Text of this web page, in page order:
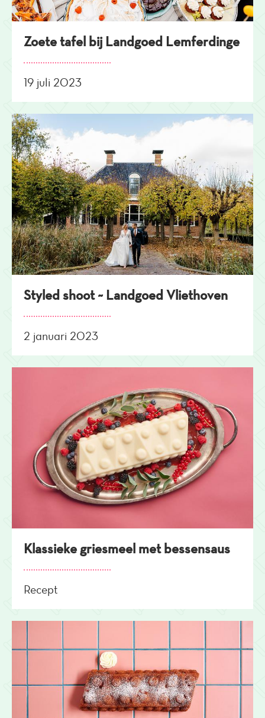
Zoete tafel bij Landgoed Lemferdinge
19 juli 2023
Styled shoot ~ Landgoed Vliethoven
2 januari 2023
Klassieke griesmeel met bessensaus
Recept